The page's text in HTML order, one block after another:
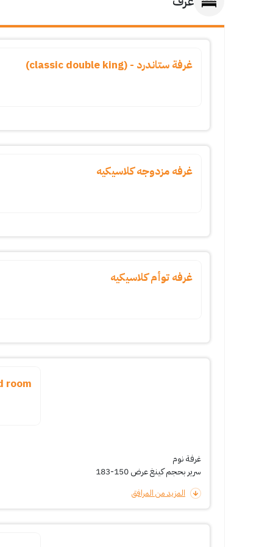
غرفة ستاندرد - (classic double king)
غرفه مزدوجه كلاسيكيه
غرفه توأم كلاسيكيه
غرفة نوم
سرير بحجم كينغ عرض 150-183
المزيد من المرافق
room